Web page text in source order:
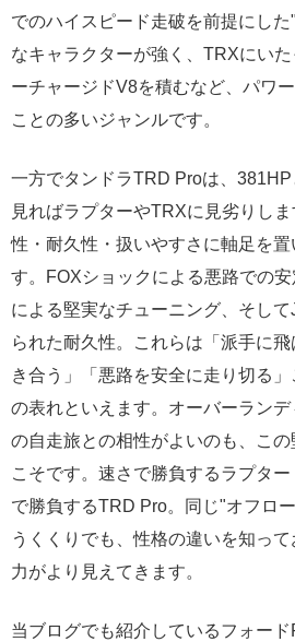
でのハイスピード走破を前提にし
なキャラクターが強く、TRXにい
ーチャージドV8を積むなど、パワ
ことの多いジャンルです。
一方でタンドラTRD Proは、
見ればラプターやTRXに見劣りし
性・耐久性・扱いやすさに軸足を
す。FOXショックによる悪路での
による堅実なチューニング、そし
られた耐久性。これらは「派手に
き合う」「悪路を安全に走り切る
の表れといえます。オーバーラン
の自走旅との相性がよいのも、こ
こそです。速さで勝負するラプタ
で勝負するTRD Pro。同じ"オフロ
うくくりでも、性格の違いを知っ
力がより見えてきます。
当ブログでも紹介しているフォー